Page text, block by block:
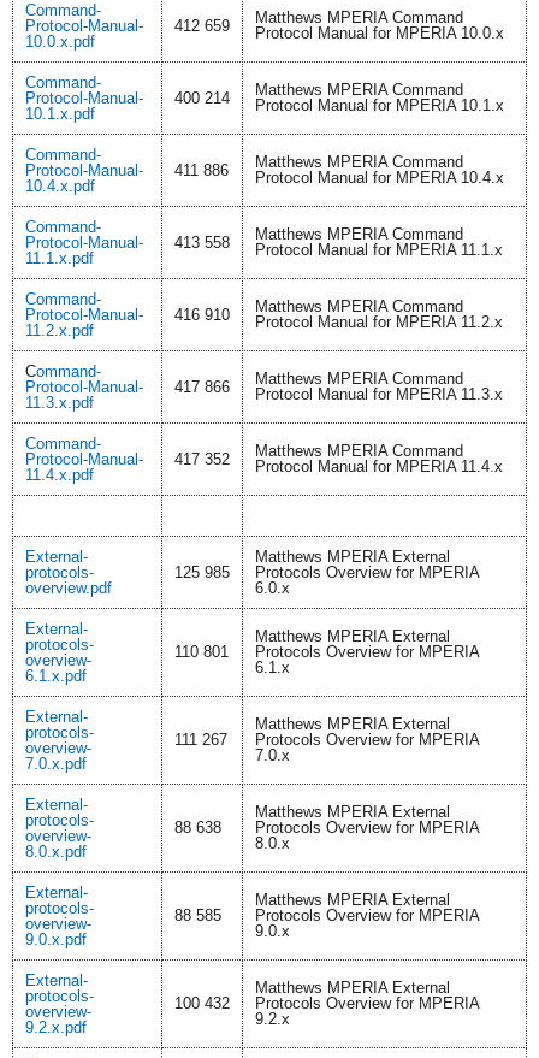
Command-
Protocol-Manual-
10.0.x.pdf
412 659
Matthews MPERIA Command
Protocol Manual for MPERIA 10.0.x
Command-
Protocol-Manual-
10.1.x.pdf
400 214
Matthews MPERIA Command
Protocol Manual for MPERIA 10.1.x
Command-
Protocol-Manual-
10.4.x.pdf
411 886
Matthews MPERIA Command
Protocol Manual for MPERIA 10.4.x
Command-
Protocol-Manual-
11.1.x.pdf
413 558
Matthews MPERIA Command
Protocol Manual for MPERIA 11.1.x
Command-
Protocol-Manual-
11.2.x.pdf
416 910
Matthews MPERIA Command
Protocol Manual for MPERIA 11.2.x
Command-
Protocol-Manual-
11.3.x.pdf
417 866
Matthews MPERIA Command
Protocol Manual for MPERIA 11.3.x
Command-
Protocol-Manual-
11.4.x.pdf
417 352
Matthews MPERIA Command
Protocol Manual for MPERIA 11.4.x
External-
protocols-
overview.pdf
125 985
Matthews MPERIA External
Protocols Overview for MPERIA
6.0.x
External-
protocols-
overview-
6.1.x.pdf
110 801
Matthews MPERIA External
Protocols Overview for MPERIA
6.1.x
External-
protocols-
overview-
7.0.x.pdf
111 267
Matthews MPERIA External
Protocols Overview for MPERIA
7.0.x
External-
protocols-
overview-
8.0.x.pdf
88 638
Matthews MPERIA External
Protocols Overview for MPERIA
8.0.x
External-
protocols-
overview-
9.0.x.pdf
88 585
Matthews MPERIA External
Protocols Overview for MPERIA
9.0.x
External-
protocols-
overview-
9.2.x.pdf
100 432
Matthews MPERIA External
Protocols Overview for MPERIA
9.2.x